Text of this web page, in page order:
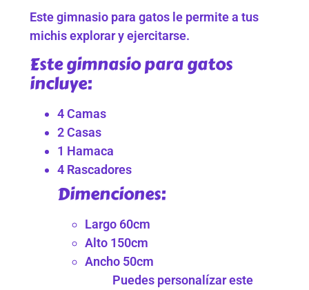
Este gimnasio para gatos le permite a tus
michis explorar y ejercitarse.
Este gimnasio para gatos
incluye:
4 Camas
2 Casas
1 Hamaca
4 Rascadores
Dimenciones:
Largo 60cm
Alto 150cm
Ancho 50cm
Puedes personalízar este